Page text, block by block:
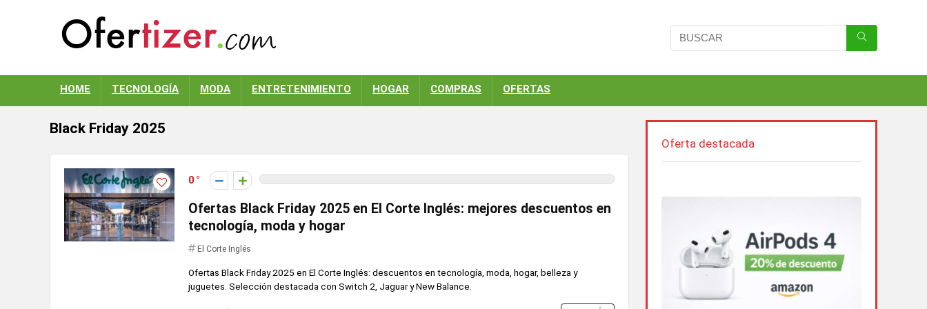
HOME TECNOLOGÍA MODA ENTRETENIMIENTO HOGAR COMPRAS OFERTAS
Black Friday 2025
0
Ofertas Black Friday 2025 en El Corte Inglés: mejores descuentos en
tecnología, moda y hogar
El Corte Inglés
Ofertas Black Friday 2025 en El Corte Inglés: descuentos en tecnología, moda, hogar, belleza y
juguetes. Selección destacada con Switch 2, Jaguar y New Balance.
Oferta destacada